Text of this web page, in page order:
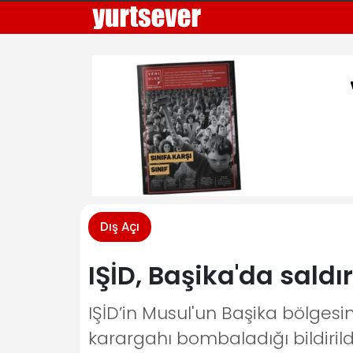
Dış Açı
IŞİD, Başika'da
IŞİD’in Musul'un Başika
karargahı bombaladığı